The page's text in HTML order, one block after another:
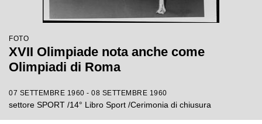
FOTO
XVII Olimpiade nota anche come
Olimpiadi di Roma
07 SETTEMBRE 1960 - 08 SETTEMBRE 1960
settore SPORT /14° Libro Sport /Cerimonia di chiusura